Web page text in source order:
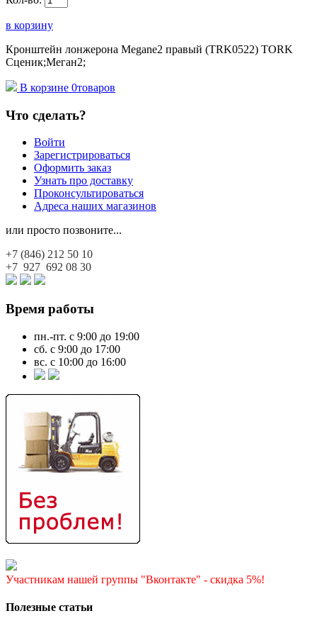
в корзину
Кронштейн лонжерона Megane2 правый (TRK0522) TORK
Сценик;Меган2;
В корзине 0товаров
Что сделать?
Войти
Зарегистрироваться
Оформить заказ
Узнать про доставку
Проконсультироваться
Адреса наших магазинов
или просто позвоните...
+7 (846) 212 50 10
+7 927 692 08 30
Время работы
пн.-пт. с 9:00 до 19:00
сб. с 9:00 до 17:00
вс. с 10:00 до 16:00
Участникам нашей группы "Вконтакте" - скидка 5%!
Полезные статьи